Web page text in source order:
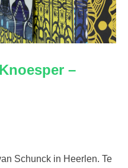
–
Schunck in Heerlen. Te